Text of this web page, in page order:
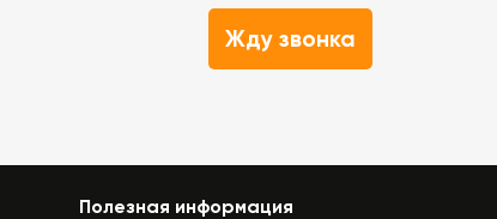
Жду звонка
Полезная информация